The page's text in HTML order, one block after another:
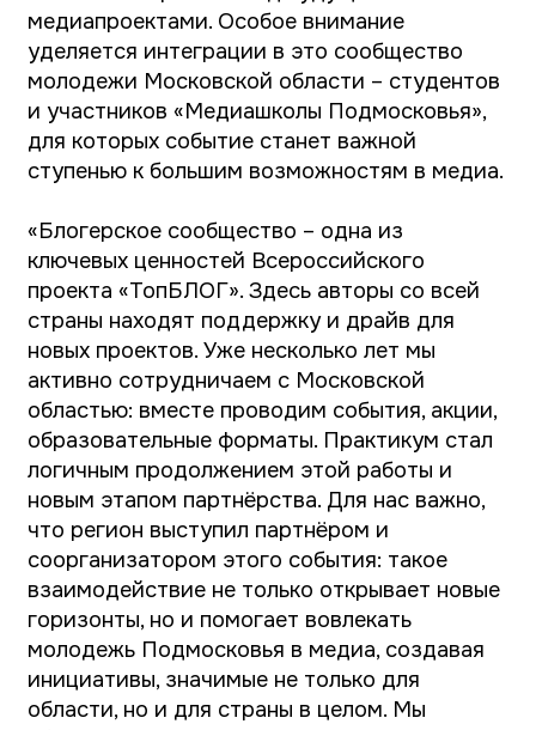
«Блогерское сообщество – одна из
ключевых ценностей Всероссийского
проекта «ТопБЛОГ». Здесь авторы со всей
страны находят поддержку и драйв для
новых проектов. Уже несколько лет мы
активно сотрудничаем с Московской
областью: вместе проводим события, акции,
логичным продолжением этой работы и
новым этапом партнёрства. Для нас важно,
что регион выступил партнёром и
соорганизатором этого события: такое
взаимодействие не только открывает новые
горизонты, но и помогает вовлекать
молодежь Подмосковья в медиа, создавая
инициативы, значимые не только для
области, но и для страны в целом. Мы
убеждены, что именно в тесном
взаимодействии президентской платформы
«Россия – страна возможностей» и регионов
рождаются самые сильные идеи, которые
меняют медиасреду и делают её более
ответственной и полезной для людей»,–
подчеркнула руководитель проекта
«ТопБЛОГ» президентской платформы
«Россия – страна возможностей» Ирина
Круглова.